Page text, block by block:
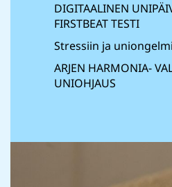
DIGITAALINEN
FIRSTBEAT TESTI
Stressiin ja
ARJEN HARMONIA-
UNIOHJAUS